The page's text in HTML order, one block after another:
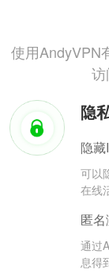
使用AndyVPN
隐
隐
可以
在线
匿
通过
息得